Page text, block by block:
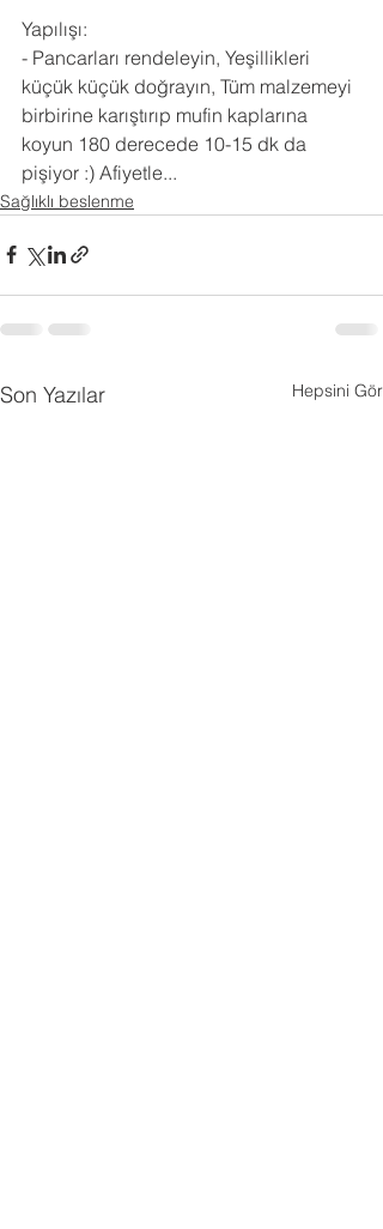
Yapılışı:
- Pancarları rendeleyin, Yeşillikleri
küçük küçük doğrayın, Tüm malzemeyi
birbirine karıştırıp mufin kaplarına
koyun 180 derecede 10-15 dk da
pişiyor :) Afiyetle...
Sağlıklı beslenme
Son Yazılar Hepsini Gör